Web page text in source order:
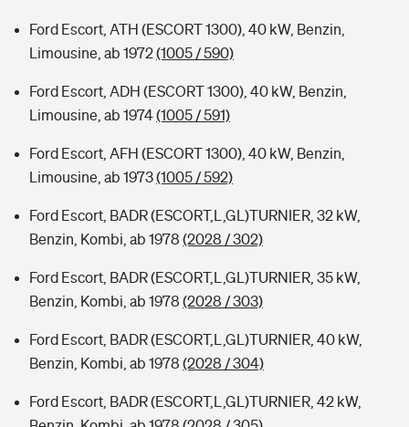
Ford Escort, ATH (ESCORT 1300), 40 kW, Benzin,
Limousine, ab 1972(1005 / 590)
Ford Escort, ADH (ESCORT 1300), 40 kW, Benzin,
Limousine, ab 1974(1005 / 591)
Ford Escort, AFH (ESCORT 1300), 40 kW, Benzin,
Limousine, ab 1973(1005 / 592)
Ford Escort, BADR (ESCORT,L,GL)TURNIER, 32 kW,
Benzin, Kombi, ab 1978 (2028 / 302)
Ford Escort, BADR (ESCORT,L,GL)TURNIER, 35 kW,
Benzin, Kombi, ab 1978 (2028 / 303)
Ford Escort, BADR (ESCORT,L,GL)TURNIER, 40 kW,
Benzin, Kombi, ab 1978 (2028 / 304)
Ford Escort, BADR (ESCORT,L,GL)TURNIER, 42 kW,